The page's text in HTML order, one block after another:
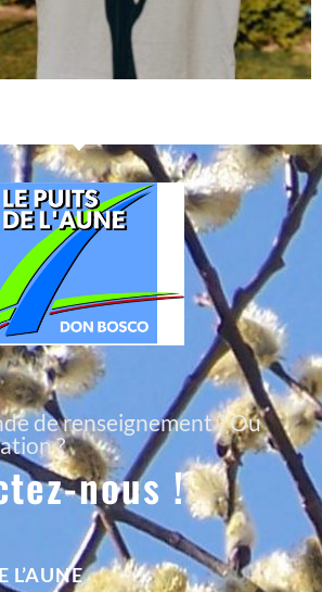
de renseignement ? Ou
?
nous !
L’AUNE